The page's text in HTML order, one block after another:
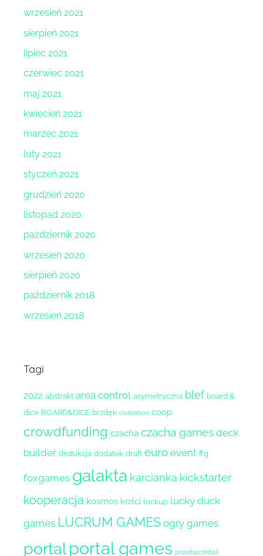
wrzesień 2021
sierpień 2021
lipiec 2021
czerwiec 2021
maj 2021
kwiecień 2021
marzec 2021
luty 2021
styczeń 2021
grudzień 2020
listopad 2020
październik 2020
wrzesień 2020
sierpień 2020
październik 2018
wrzesień 2018
Tagi
2022 abstrakt area control asymetryczna blef board &
dice BOARD&DICE brzdęk civilization coop
crowdfunding czacha czacha games deck
builder dedukcja dodatek draft euro event ffg
foxgames galakta karcianka kickstarter
kooperacja kosmos kości lockup lucky duck
games LUCRUM GAMES ogry games
portalportal games przedsprzedaż